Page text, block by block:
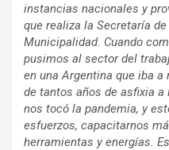
instancias nacionales y
que realiza la Secretaría
Municipalidad. Cuando
pusimos al sector del
en una Argentina que iba
de tantos años de asfixia
nos tocó la pandemia, y
esfuerzos, capacitarnos
herramientas y energías.